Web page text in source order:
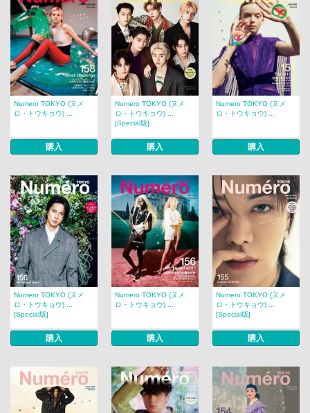
Numero TOKYO (ヌメ
ロ・トウキョウ) ...
購入
Numero TOKYO (ヌメ
ロ・トウキョウ) ...
[Special版]
購入
Numero TOKYO (ヌメ
ロ・トウキョウ) ...
購入
Numero TOKYO (ヌメ
ロ・トウキョウ) ...
[Special版]
購入
Numero TOKYO (ヌメ
ロ・トウキョウ) ...
購入
Numero TOKYO (ヌメ
ロ・トウキョウ) ...
[Special版]
購入